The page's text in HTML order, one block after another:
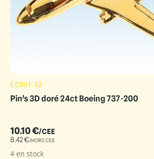
CC001-32
Pin’s 3D doré 24ct Boeing 737-200
10.10€/CEE
8.42€/HORS CEE
4 en stock